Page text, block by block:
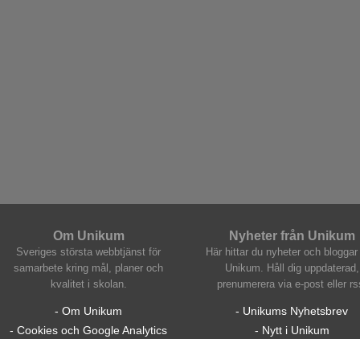
Om Unikum
Sveriges största webbtjänst för
samarbete kring mål, planer och
kvalitet i skolan.
- Om Unikum
- Cookies och Google Analytics
Nyheter från Unikum
Här hittar du nyheter och bloggar
Unikum. Håll dig uppdaterad,
prenumerera via e-post eller
- Unikums Nyhetsbrev
- Nytt i Unikum